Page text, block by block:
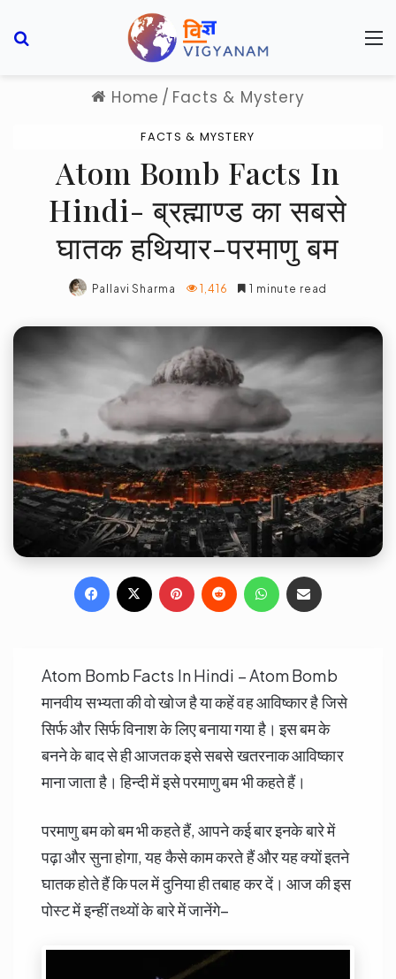
Home / Facts & Mystery
FACTS & MYSTERY
Atom Bomb Facts In
Hindi- ब्रह्माण्ड का सबसे
घातक हथियार-परमाणु बम
Pallavi Sharma 1,416 1 minute read
Facebook Pinterest
Reddit WhatsApp
Atom Bomb Facts In Hindi – Atom Bomb
मानवीय सभ्यता की वो खोज है या कहें वह आविष्कार है जिसे
सिर्फ और सिर्फ विनाश के लिए बनाया गया है। इस बम के
बनने के बाद से ही आजतक इसे सबसे खतरनाक आविष्कार
माना जाता है। हिन्दी में इसे परमाणु बम भी कहते हैं।
परमाणु बम को बम भी कहते हैं, आपने कई बार इनके बारे में
पढ़ा और सुना होगा, यह कैसे काम करते हैं और यह क्यों इतने
घातक होते हैं कि पल में दुनिया ही तबाह कर दें। आज की इस
पोस्ट में इन्हीं तथ्यों के बारे में जानेंगे–